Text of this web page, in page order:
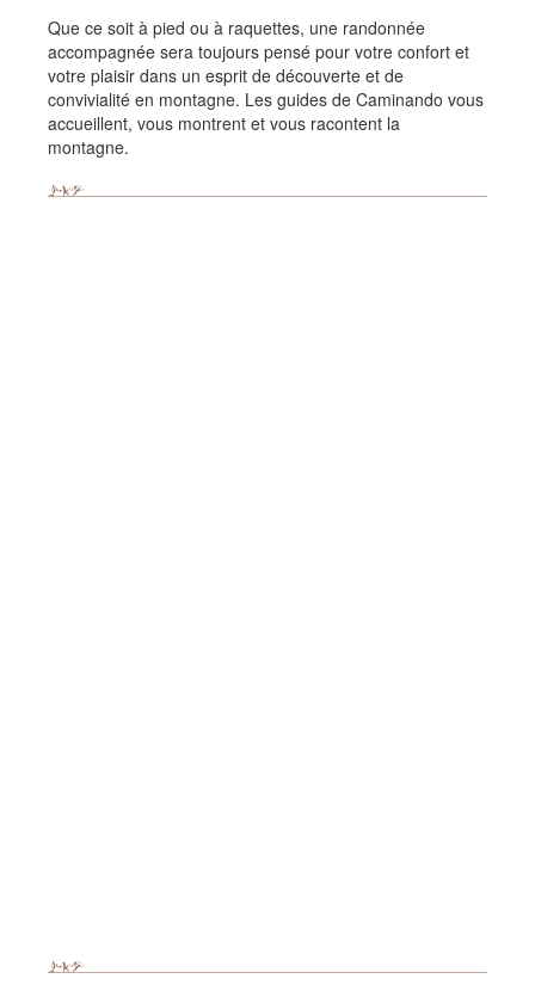
Que ce soit à pied ou à raquettes, une randonnée
accompagnée sera toujours pensé pour votre confort et
votre plaisir dans un esprit de découverte et de
convivialité en montagne. Les guides de Caminando vous
accueillent, vous montrent et vous racontent la
montagne.